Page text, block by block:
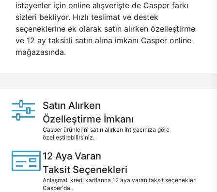
isteyenler için online alışverişte de Casper farkı
sizleri bekliyor. Hızlı teslimat ve destek
seçeneklerine ek olarak satın alırken özelleştirme
ve 12 ay taksitli satın alma imkanı Casper online
mağazasında.
Satın Alırken
Özelleştirme İmkanı
Casper ürünlerini satın alırken ihtiyacınıza göre
özelleştirebilirsiniz.
12 Aya Varan
Taksit Seçenekleri
Anlaşmalı kredi kartlarına 12 aya varan taksit seçenekleri
Casper'da.